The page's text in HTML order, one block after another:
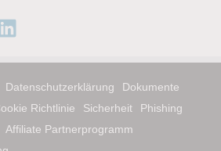
Datenschutzerklärung
Dokumente
Richtlinie Sicherheit
Phishing
Affiliate Partnerprogramm